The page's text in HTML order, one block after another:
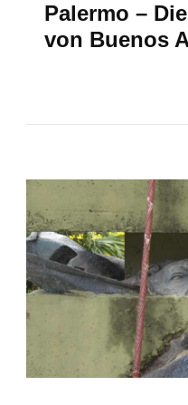
Palermo –
von Buenos